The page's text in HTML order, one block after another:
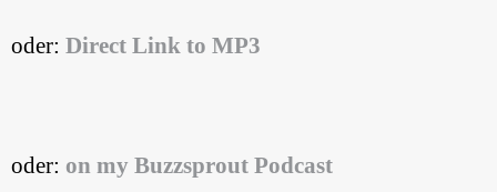
oder: Direct Link to MP3
oder: on my Buzzsprout Podcast